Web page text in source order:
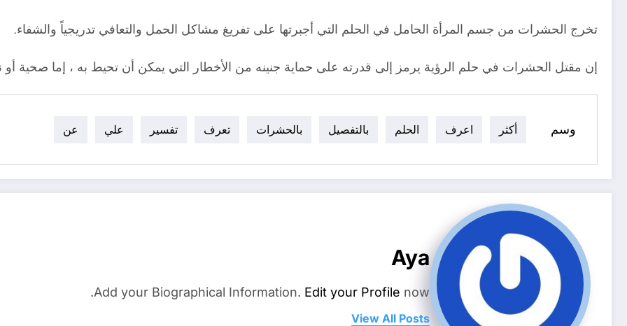
تخرج الحشرات من جسم المرأة الحامل في الحلم التي أجبرتها على تفريغ مشاكل الحمل والتعافي تدريجياً والشفاء.
إن مقتل الحشرات في حلم الرؤية يرمز إلى قدرته على حماية جنينه من الأخطار التي يمكن أن تحيط به ، إما صحية أو
وسم أكثر اعرف الحلم بالتفصيل بالحشرات تعرف تفسير علي عن
Aya
Add your Biographical Information. Edit your Profile now.
View All Posts